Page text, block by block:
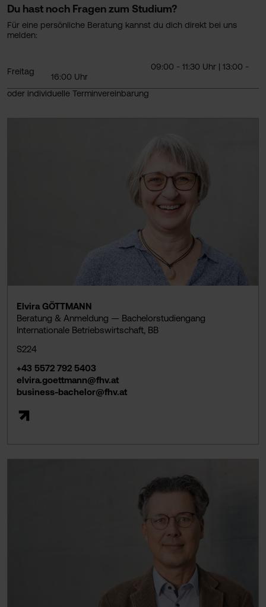
Du hast noch Fragen zum Studium?
Für eine persönliche Beratung kannst du dich direkt bei uns
melden:
Freitag
09:00 - 11:30 Uhr | 13:00 -
16:00 Uhr
oder individuelle Terminvereinbarung
Elvira GÖTTMANN
Beratung & Anmeldung — Bachelorstudiengang
Internationale Betriebswirtschaft, BB
S224
+43 5572 792 5403
elvira.goettmann@fhv.at
business-bachelor@fhv.at